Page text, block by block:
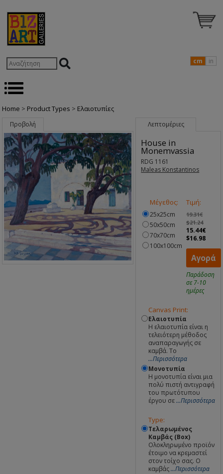
cm in
Home > Product Types > Ελαιοτυπίες
Προβολή Λεπτομέριες
House in
Monemvassia
RDG 1161
Maleas Konstantinos
Μέγεθος:
25x25cm
50x50cm
70x70cm
100x100cm
Τιμή:
19.31€
$21.24
15.44€
$16.98
Αγορά
Παράδοση
σε 7-10
ημέρες
Canvas Print:
Ελαιοτυπία
Η ελαιοτυπία είναι η
τελειότερη μέθοδος
αναπαραγωγής σε
καμβά. Το
...Περισσότερα
Μονοτυπία
Η μονοτυπία είναι μια
πολύ πιστή αντιγραφή
του πρωτότυπου
έργου σε...Περισσότερα
Type:
Τελαρωμένος
Καμβάς (Box)
Ολοκληρωμένο προϊόν
έτοιμο να κρεμαστεί
στον τοίχο σας. Ο
καμβάς...Περισσότερα